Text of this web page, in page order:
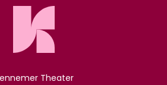
Theater